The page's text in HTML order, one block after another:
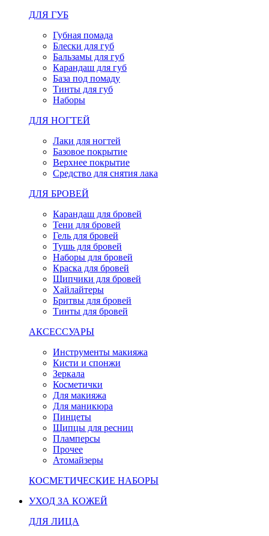
ДЛЯ ГУБ
Губная помада
Блески для губ
Бальзамы для губ
Карандаш для губ
База под помаду
Тинты для губ
Наборы
ДЛЯ НОГТЕЙ
Лаки для ногтей
Базовое покрытие
Верхнее покрытие
Средство для снятия лака
ДЛЯ БРОВЕЙ
Карандаш для бровей
Тени для бровей
Гель для бровей
Тушь для бровей
Наборы для бровей
Краска для бровей
Щипчики для бровей
Хайлайтеры
Бритвы для бровей
Тинты для бровей
АКСЕССУАРЫ
Инструменты макияжа
Кисти и спонжи
Зеркала
Косметички
Для макияжа
Для маникюра
Пинцеты
Щипцы для ресниц
Пламперсы
Прочее
Атомайзеры
КОСМЕТИЧЕСКИЕ НАБОРЫ
УХОД ЗА КОЖЕЙ
ДЛЯ ЛИЦА